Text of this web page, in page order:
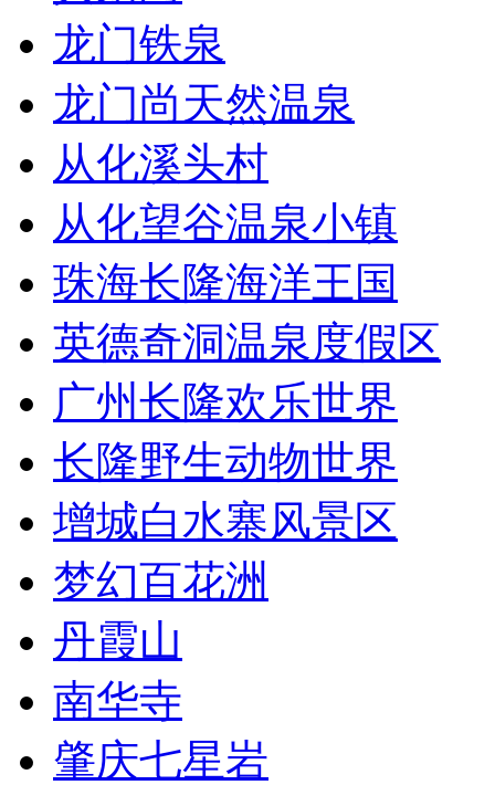
龙门铁泉
龙门尚天然温泉
从化溪头村
从化望谷温泉小镇
珠海长隆海洋王国
英德奇洞温泉度假区
广州长隆欢乐世界
长隆野生动物世界
增城白水寨风景区
梦幻百花洲
丹霞山
南华寺
肇庆七星岩